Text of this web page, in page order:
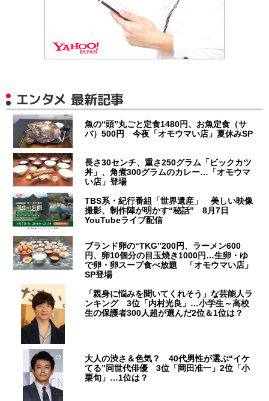
エンタメ 最新記事
魚の“頭”丸ごと定食1480円、お魚定食（サ
バ）500円 今夜「オモウマい店」夏休みSP
長さ30センチ、重さ250グラム「ビックカツ
丼」、角煮300グラムのカレー…「オモウマ
い店」登場
TBS系・紀行番組「世界遺産」 美しい映像
撮影、制作陣が明かす“秘話” 8月7日
YouTubeライブ配信
ブランド卵の“TKG”200円、ラーメン600
円、卵10個分の目玉焼き1000円…生卵・ゆ
で卵・卵スープ食べ放題 「オモウマい店」
SP登場
「親身に悩みを聞いてくれそう」な芸能人ラ
ンキング 3位「内村光良」…小学生～高校
生の保護者300人超が選んだ2位＆1位は？
大人の渋さ＆色気？ 40代男性が選ぶ“イケ
てる”同世代俳優 3位「岡田准一」2位「小
栗旬」…1位は？